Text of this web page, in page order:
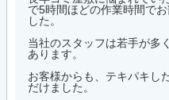
で5時間ほどの作業時間で
した。
当社のスタッフは若手が多
あります。
お客様からも、テキパキし
だけました。